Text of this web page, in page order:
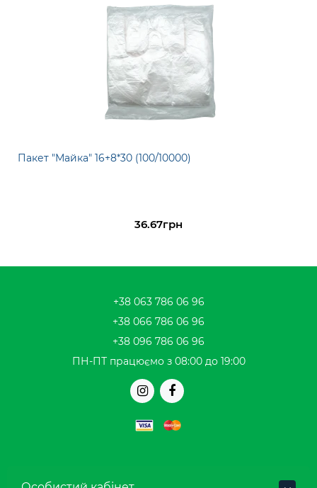
Пакет "Майка" 16+8*30 (100/10000)
36.67грн
+38 063 786 06 96
+38 066 786 06 96
+38 096 786 06 96
ПН-ПТ працюємо з 08:00 до 19:00